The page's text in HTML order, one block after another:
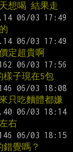
想喝 結果走
定超貴啊
樣子現在5包
只吃麵體都嫌
右
覺嗎？